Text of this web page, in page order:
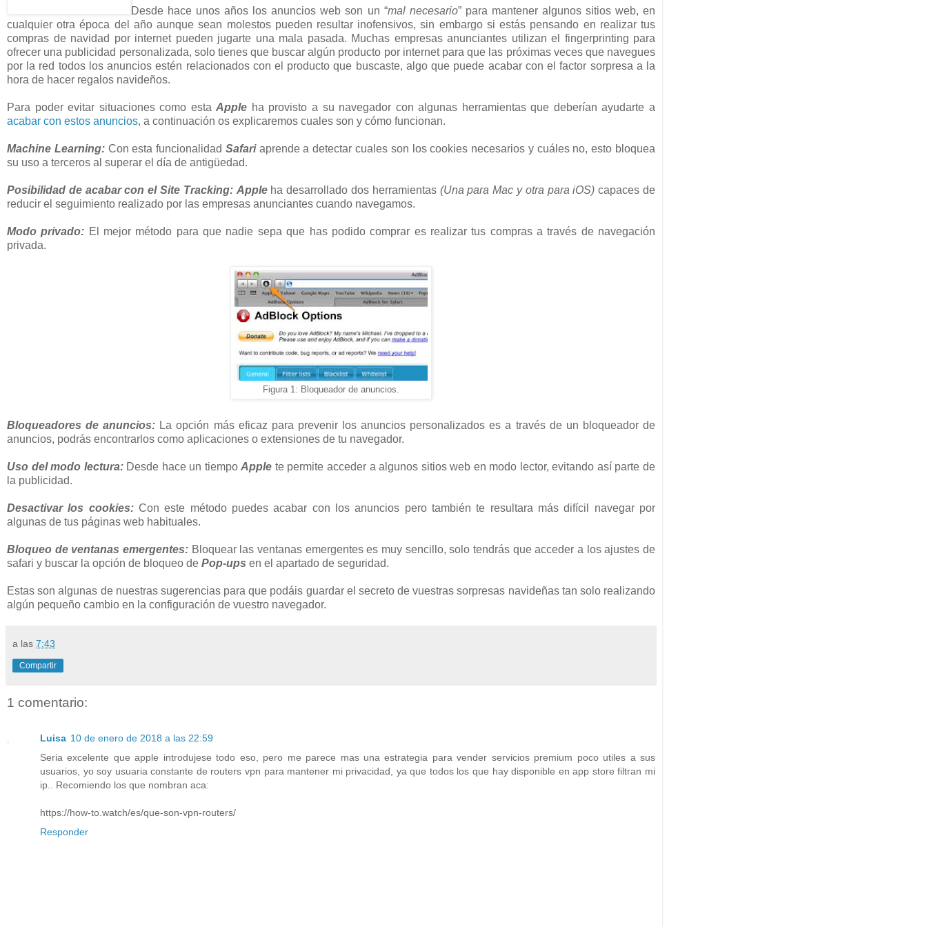
Desde hace unos años los anuncios web son un “mal necesario” para mantener algunos sitios web, en
cualquier otra época del año aunque sean molestos pueden resultar inofensivos, sin embargo si estás pensando en realizar tus
compras de navidad por internet pueden jugarte una mala pasada. Muchas empresas anunciantes utilizan el fingerprinting para
ofrecer una publicidad personalizada, solo tienes que buscar algún producto por internet para que las próximas veces que navegues
por la red todos los anuncios estén relacionados con el producto que buscaste, algo que puede acabar con el factor sorpresa a la
hora de hacer regalos navideños.
Para poder evitar situaciones como estaApple ha provisto a su navegador con algunas herramientas que deberían ayudarte a
acabar con estos anuncios, a continuación os explicaremos cuales son y cómo funcionan.
Machine Learning:Con esta funcionalidad Safari aprende a detectar cuales son los cookies necesarios y cuáles no, esto bloquea
su uso a terceros al superar el día de antigüedad.
Posibilidad de acabar con el Site Tracking: Apple ha desarrollado dos herramientas (Una para Mac y otra para iOS) capaces de
reducir el seguimiento realizado por las empresas anunciantes cuando navegamos.
Modo privado: El mejor método para que nadie sepa que has podido comprar es realizar tus compras a través de navegación
privada.
Figura 1: Bloqueador de anuncios.
Bloqueadores de anuncios: La opción más eficaz para prevenir los anuncios personalizados es a través de un bloqueador de
anuncios, podrás encontrarlos como aplicaciones o extensiones de tu navegador.
Uso del modo lectura:Desde hace un tiempoApple te permite acceder a algunos sitios web en modo lector, evitando así parte de
la publicidad.
Desactivar los cookies:Con este método puedes acabar con los anuncios pero también te resultara más difícil navegar por
algunas de tus páginas web habituales.
Bloqueo de ventanas emergentes: Bloquear las ventanas emergentes es muy sencillo, solo tendrás que acceder a los ajustes de
safari y buscar la opción de bloqueo de Pop-ups en el apartado de seguridad.
Estas son algunas de nuestras sugerencias para que podáis guardar el secreto de vuestras sorpresas navideñas tan solo realizando
algún pequeño cambio en la configuración de vuestro navegador.
a las 7:43
Compartir
1 comentario:
Luisa 10 de enero de 2018 a las 22:59
Seria excelente que apple introdujese todo eso, pero me parece mas una estrategia para vender servicios premium poco utiles a sus
usuarios, yo soy usuaria constante de routers vpn para mantener mi privacidad, ya que todos los que hay disponible en app store filtran mi
ip.. Recomiendo los que nombran aca:
https://how-to.watch/es/que-son-vpn-routers/
Responder